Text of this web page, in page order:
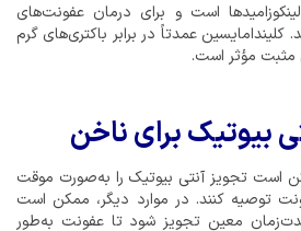
است و برای درمان عفونت‌های
کلیندامایسین عمدتاً در برابر باکتری‌های گرم
مثبت مؤثر است.
بیوتیک برای ناخن
است تجویز آنتی بیوتیک را به‌صورت موقت
توصیه کنند. در موارد دیگر، ممکن است
معین تجویز شود تا عفونت به‌طور